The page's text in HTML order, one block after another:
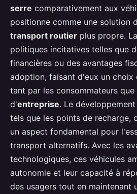
serre comparativement aux
positionne comme une solution
transport routier plus propre. La
politiques incitatives telles que
financières ou des avantages
adoption, faisant d'eux un choix
tant par les consommateurs
d'entreprise. Le
tels que les points de recharge,
un aspect fondamental pour
transport alternatifs. Avec les
technologiques, ces véhicules
autonomie et leur capacité à
des usagers tout en maintenant